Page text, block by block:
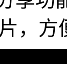
，方